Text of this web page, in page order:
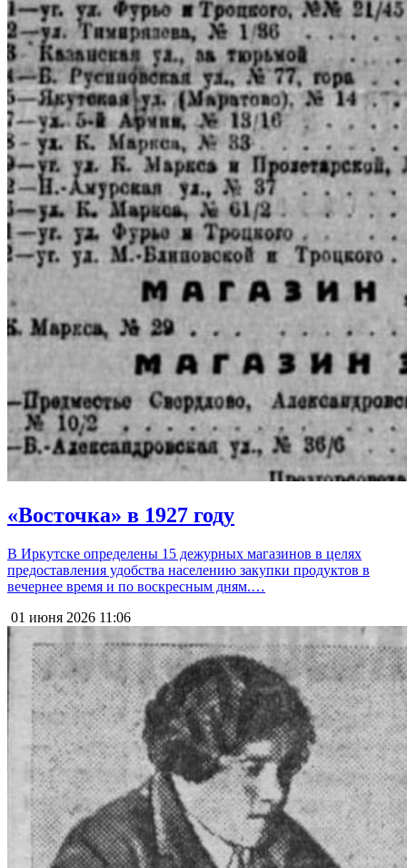
«Восточка» в 1927 году
В Иркутске определены 15 дежурных магазинов в целях
предоставления удобства населению закупки продуктов в
вечернее время и по воскресным дням.…
01 июня 2026 11:06